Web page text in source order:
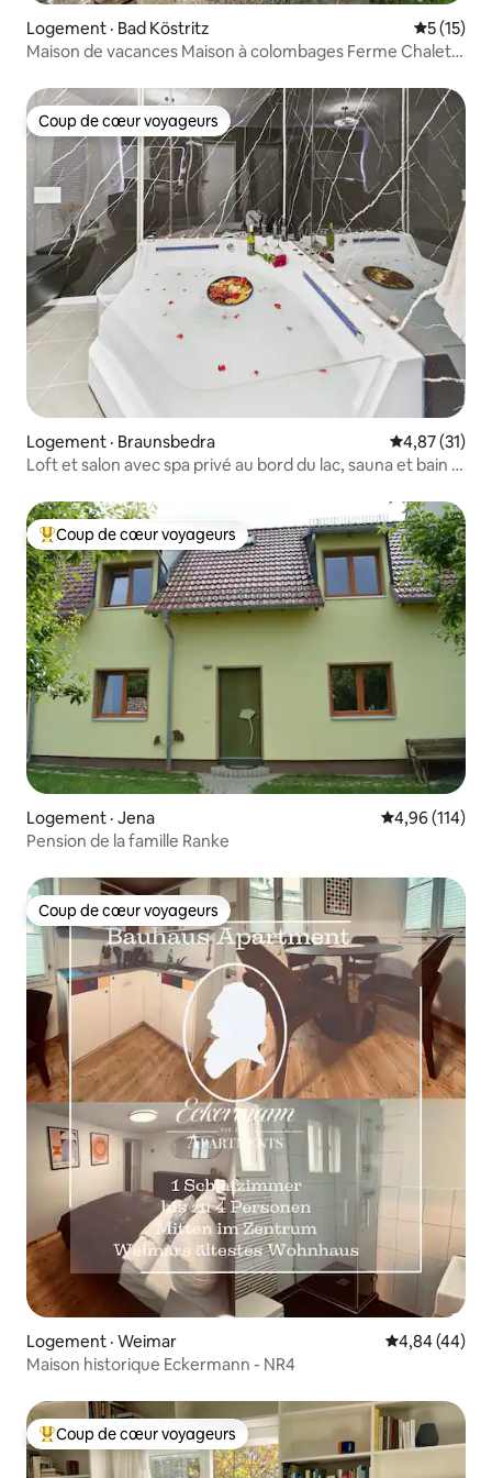
Logement · Bad Köstritz Note
5 (15)
Maison de vacances Maison à colombages Ferme Chalet
Coup de cœur voyageurs
Coup de cœur voyageurs
Logement · Braunsbedra Note
4,87 (31)
Loft et salon avec spa privé au bord du lac, sauna et bain à
Coup de cœur voyageurs parmi les plus aimés
Coup de cœur voyageurs
Logement · Jena Note
4,96 (114)
Pension de la famille Ranke
Coup de cœur voyageurs
Coup de cœur voyageurs
Logement · Weimar Note
4,84 (44)
Maison historique Eckermann - NR4
Coup de cœur voyageurs parmi les plus aimés
Coup de cœur voyageurs